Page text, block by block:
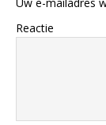
Reactie